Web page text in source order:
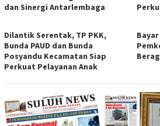
dan Sinergi Antarlembaga
Dilantik Serentak, TP PKK,
Bunda PAUD dan Bunda
Posyandu Kecamatan Siap
Perkuat Pelayanan Anak